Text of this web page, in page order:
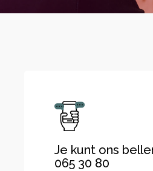
Je kunt ons
065 30 80